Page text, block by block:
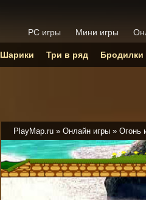
PlayMap.ru » Онлайн игры » Огонь
PC игры Мини игры
Шарики Три в ряд Бродилки